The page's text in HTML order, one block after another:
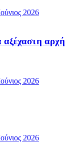
2026
αρχή
2026
2026